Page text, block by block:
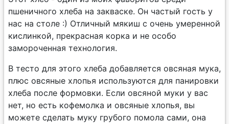
пшеничного хлеба на закваске. Он частый гость у
нас на столе :) Отличный мякиш с очень умеренной
кислинкой, прекрасная корка и не особо
замороченная технология.
В тесто для этого хлеба добавляется овсяная мука,
плюс овсяные хлопья используются для панировки
хлеба после формовки. Если овсяной муки у вас
нет, но есть кофемолка и овсяные хлопья, вы
можете сделать муку грубого помола сами, она